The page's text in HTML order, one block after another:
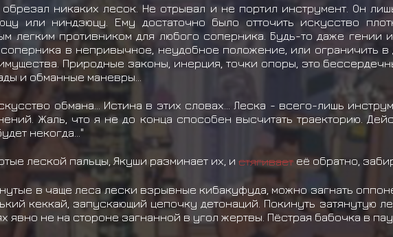
никаких лесок. Не отрывал и не портил инструмент. Он
или ниндзюцу. Ему достаточно было отточить искусство
легким противником для любого соперника. Будь-то даже гении
соперника в непривычное, неудобное положение, или ограничить
Природные законы, инерция, точки опоры, это
и обманные маневры...
обмана... Истина в этих словах... Леска - всего-лишь
Жаль, что я не до конца способен высчитать траекторию.
некогда..."
леской пальцы, Якуши разминает их, истягиваетеё обратно,
в чаще леса лески взрывные кибакуфуда, можно загнать
кеккай, запускающий цепочку детонаций. Покинуть затянутую
явно не на стороне загнанной в угол жертвы. Пёстрая бабочка в